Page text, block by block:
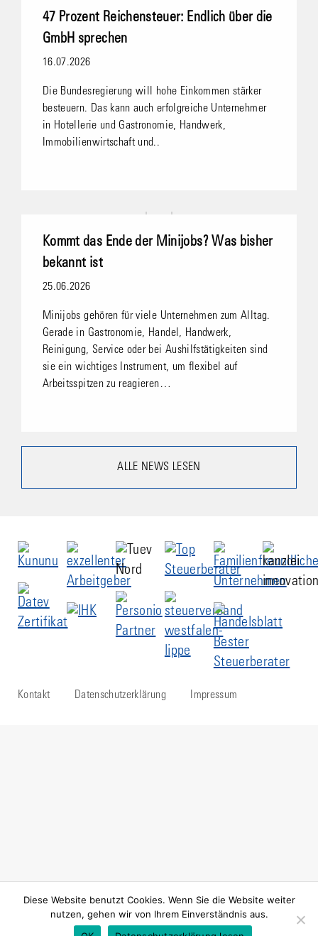
47 Prozent Reichensteuer: Endlich über die
GmbH sprechen
16.07.2026
Die Bundesregierung will hohe Einkommen stärker
besteuern. Das kann auch erfolgreiche Unternehmer
in Hotellerie und Gastronomie, Handwerk,
Immobilienwirtschaft und..
Kommt das Ende der Minijobs? Was bisher
bekannt ist
25.06.2026
Minijobs gehören für viele Unternehmen zum Alltag.
Gerade in Gastronomie, Handel, Handwerk,
Reinigung, Service oder bei Aushilfstätigkeiten sind
sie ein wichtiges Instrument, um flexibel auf
Arbeitsspitzen zu reagieren…
ALLE NEWS LESEN
Kontakt Datenschutzerklärung Impressum
Diese Website benutzt Cookies. Wenn Sie die Website weiter
nutzen, gehen wir von Ihrem Einverständnis aus.